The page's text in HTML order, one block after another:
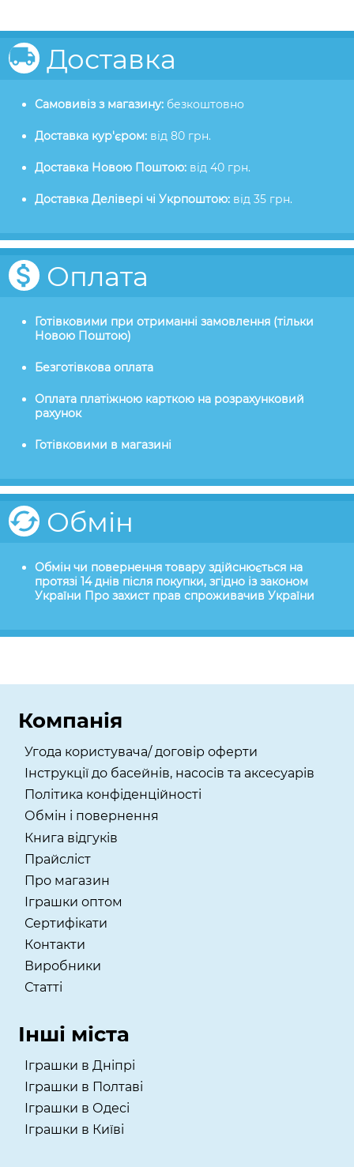
Доставка
Самовивіз з магазину: безкоштовно
Доставка кур'єром: від 80 грн.
Доставка Новою Поштою: від 40 грн.
Доставка Делівері чі Укрпоштою: від 35 грн.
Оплата
Готівковими при отриманні замовлення (тільки
Новою Поштою)
Безготівкова оплата
Оплата платіжною карткою на розрахунковий
рахунок
Готівковими в магазині
Обмін
Обмін чи повернення товару здійснюється на
протязі 14 днів після покупки, згідно із законом
України Про захист прав спроживачив України
Компанія
Угода користувача/ договір оферти
Інструкції до басейнів, насосів та аксесуарів
Політика конфіденційності
Обмін і повернення
Книга відгуків
Прайсліст
Про магазин
Іграшки оптом
Сертифікати
Контакти
Виробники
Статті
Інші міста
Іграшки в Дніпрі
Іграшки в Полтаві
Іграшки в Одесі
Іграшки в Київі